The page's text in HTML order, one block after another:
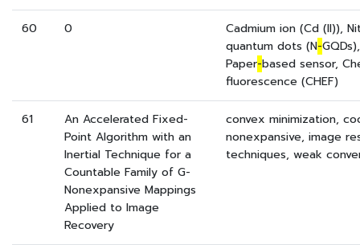
60 0
Cadmium ion (Cd (II)),
quantum dots (N-
Paper-based sensor,
fluorescence (CHEF)
61
An Accelerated Fixed-
Point Algorithm with an
Inertial Technique for a
Countable Family of G-
Nonexpansive Mappings
Applied to Image
Recovery
convex minimization,
nonexpansive, image
techniques, weak